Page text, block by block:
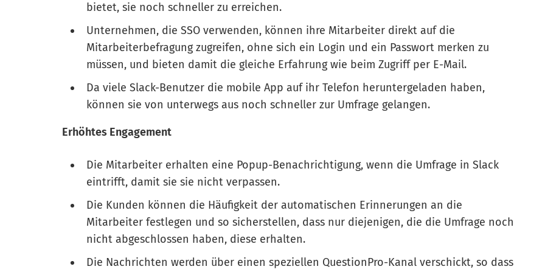
bietet, sie noch schneller zu erreichen.
Unternehmen, die SSO verwenden, können ihre Mitarbeiter direkt auf die
Mitarbeiterbefragung zugreifen, ohne sich ein Login und ein Passwort merken zu
müssen, und bieten damit die gleiche Erfahrung wie beim Zugriff per E-Mail.
Da viele Slack-Benutzer die mobile App auf ihr Telefon heruntergeladen haben,
können sie von unterwegs aus noch schneller zur Umfrage gelangen.
Erhöhtes Engagement
Die Mitarbeiter erhalten eine Popup-Benachrichtigung, wenn die Umfrage in Slack
eintrifft, damit sie sie nicht verpassen.
Die Kunden können die Häufigkeit der automatischen Erinnerungen an die
Mitarbeiter festlegen und so sicherstellen, dass nur diejenigen, die die Umfrage noch
nicht abgeschlossen haben, diese erhalten.
Die Nachrichten werden über einen speziellen QuestionPro-Kanal verschickt, so dass